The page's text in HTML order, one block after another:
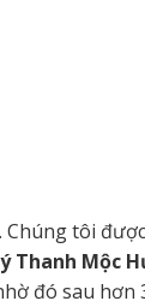
tôi
Thanh Mộc
đó sau hơn